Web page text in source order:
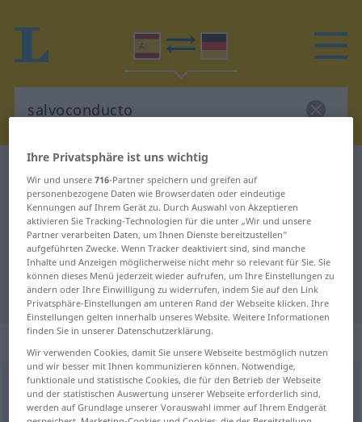
Spanisch-Deutsch Übersetzung für
"salvoconducto"
"salvoconducto" Deutsch
Übersetzung
: masculino
salvoconducto [salβokɔnˈdukto]m
Übersicht aller Übersetzungen
Ihre Privatsphäre ist uns wichtig
Wir und unsere716-Partner speichern und greifen auf
personenbezogene Daten wie Browserdaten oder eindeutige
Kennungen auf Ihrem Gerät zu. Durch Auswahl von Akzeptieren
aktivieren Sie Tracking-Technologien für die unter „Wir und unsere
Partner verarbeiten Daten, um Ihnen Dienste bereitzustellen“
aufgeführten Zwecke. Wenn Tracker deaktiviert sind, sind manche
Inhalte und Anzeigen möglicherweise nicht mehr so relevant für Sie. Sie
können dieses Menü jederzeit wieder aufrufen, um Ihre Einstellungen zu
ändern oder Ihre Einwilligung zu widerrufen, indem Sie auf den Link
Privatsphäre-Einstellungen am unteren Rand der Webseite klicken. Ihre
Einstellungen gelten innerhalb unseres Website. Weitere Informationen
finden Sie in unserer Datenschutzerklärung.
Wir verwenden Cookies, damit Sie unsere Webseite bestmöglich nutzen
und wir besser mit Ihnen kommunizieren können. Notwendige,
funktionale und statistische Cookies, die für den Betrieb der Webseite
und der statistischen Auswertung unserer Webseite erforderlich sind,
werden auf Grundlage unserer Vorauswahl immer auf Ihrem Endgerät